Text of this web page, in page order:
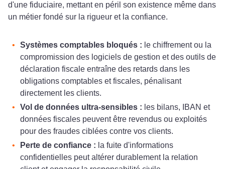
d'une fiduciaire, mettant en péril son existence même dans
un métier fondé sur la rigueur et la confiance.
Systèmes comptables bloqués : le chiffrement ou la
compromission des logiciels de gestion et des outils de
déclaration fiscale entraîne des retards dans les
obligations comptables et fiscales, pénalisant
directement les clients.
Vol de données ultra-sensibles : les bilans, IBAN et
données fiscales peuvent être revendus ou exploités
pour des fraudes ciblées contre vos clients.
Perte de confiance : la fuite d'informations
confidentielles peut altérer durablement la relation